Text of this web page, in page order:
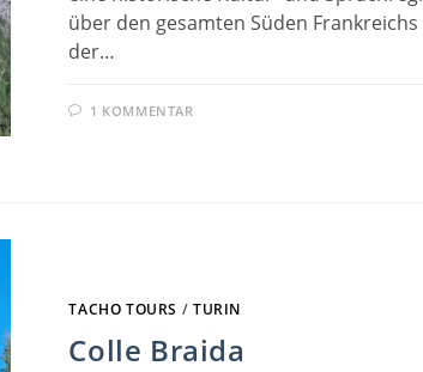
über den gesamten Süden
der…
1 KOMMENTAR
TACHO TOURS / TURIN
Colle Braida